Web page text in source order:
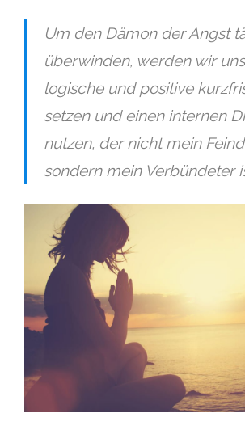
Um den Dämon der Angst
überwinden, werden wir
logische und positive
setzen und einen internen
nutzen, der nicht mein
sondern mein Verbündeter